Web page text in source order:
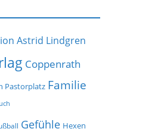
Astrid Lindgren
Coppenrath
Pastorplatz Familie
Gefühle Hexen